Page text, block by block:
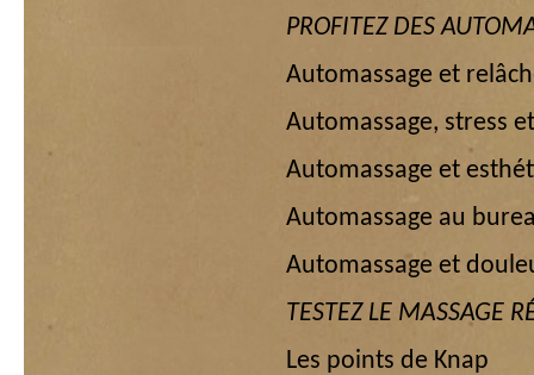
PROFITEZ DES
Automassage et
Automassage, stress
Automassage et
Automassage au
Automassage et
TESTEZ LE MASSAGE
Les points de Knap